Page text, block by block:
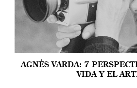
AGNÈS VARDA: 7
VIDA Y EL